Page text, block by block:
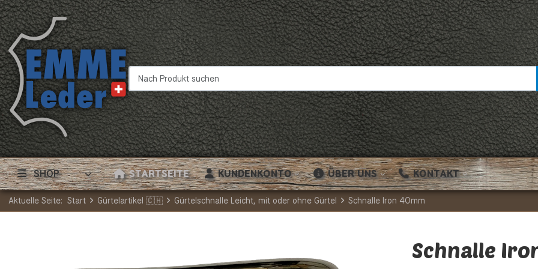
Nach Produkt suchen
SHOP STARTSEITE KUNDENKONTO ÜBER UNS KONTAKT
Aktuelle Seite: Start Gürtelartikel 🇨🇭 Gürtelschnalle Leicht, mit oder ohne Gürtel Schnalle Iron 40mm
Schnalle